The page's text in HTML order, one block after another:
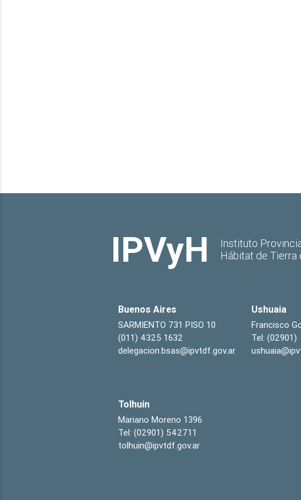
IPVyH
Instituto
Hábitat de Tierra
Buenos Aires
SARMIENTO 731 PISO 10
(011) 4325 1632
delegacion.bsas@ipvtdf.gov.ar
Ushuaia
Francisco
Tel: (02901)
Tolhuin
Mariano Moreno 1396
Tel: (02901) 542711
tolhuin@ipvtdf.gov.ar